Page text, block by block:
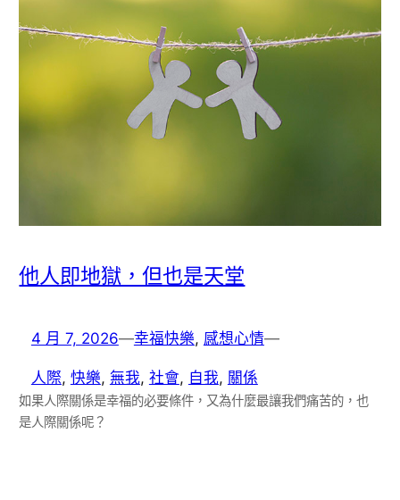
他人即地獄，但也是天堂
4 月 7, 2026—幸福快樂, 感想心情—
人際, 快樂, 無我, 社會, 自我, 關係
如果人際關係是幸福的必要條件，又為什麼最讓我們痛苦的，也
是人際關係呢？